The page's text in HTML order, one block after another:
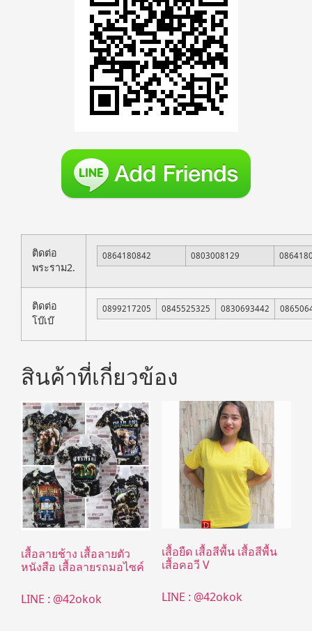
ติดต่อ
พระราม2.
0864180842 0803008129
ติดต่อ
โบ๊เบ๊
0899217205 0845525325 0830693442
สินค้าที่เกี่ยวข้อง
เสื้อลายช้าง เสื้อลายตัว
หนังสือ เสื้อลายรถมอไซค์
LINE : @42okok
เสื้อยืด เสื้อสีพื้น เสื้อสีพื้น
เสื้อคอวี V
LINE : @42okok